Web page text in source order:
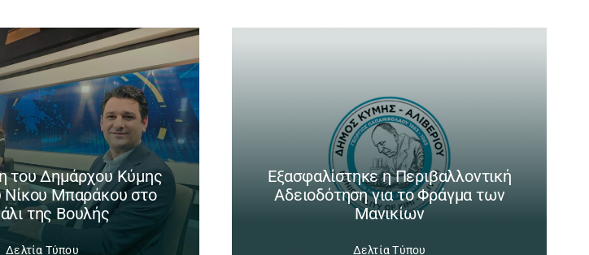
του Δημάρχου Κύμης
Νίκου Μπαράκου στο
της Βουλής
Δελτία Τύπου
Εξασφαλίστηκε η Περιβαλλοντική
Αδειοδότηση για το Φράγμα των
Μανικίων
Δελτία Τύπου